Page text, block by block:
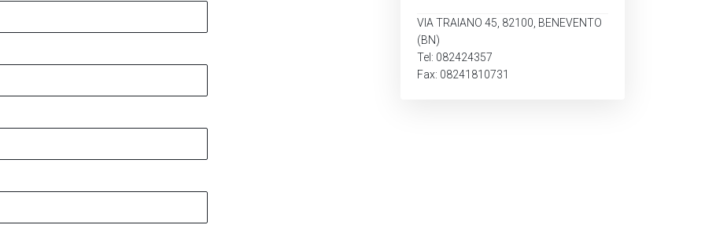
VIA TRAIANO 45, 82100, BENEVENTO
(BN)
Tel: 082424357
Fax: 08241810731